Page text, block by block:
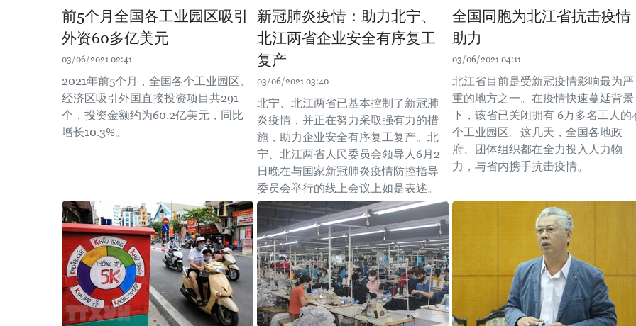
前5个月全国各工业园区吸引
外资60多亿美元
03/06/2021 02:41
2021年前5个月，全国各个工业园区、
经济区吸引外国直接投资项目共291
个，投资金额约为60.2亿美元，同比
增长10.3%。
新冠肺炎疫情：助力北宁、
北江两省企业安全有序复工
复产
03/06/2021 03:40
北宁、北江两省已基本控制了新冠肺
炎疫情，并正在努力采取强有力的措
施，助力企业安全有序复工复产。北
宁、北江两省人民委员会领导人6月2
日晚在与国家新冠肺炎疫情防控指导
委员会举行的线上会议上如是表述。
全国同胞为北江省抗击疫情
助力
03/06/2021 04:11
北江省目前是受新冠疫情影响最为严
重的地方之一。在疫情快速蔓延背景
下，该省已关闭拥有 6万多名工人的
个工业园区。这几天，全国各地政
府、团体组织都在全力投入人力物
力，与省内携手抗击疫情。